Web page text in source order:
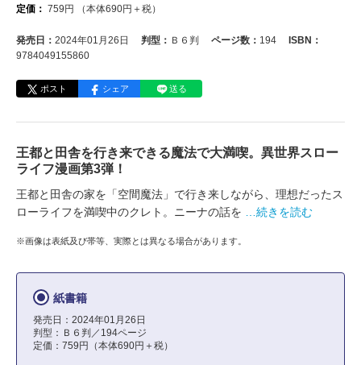
定価： 759 円 （本体690円＋税）
発売日： 2024年01月26日 判型： Ｂ６判 ページ数： 194
ISBN：
9784049155860
ポスト シェア 送る
王都と田舎を行き来できる魔法で大満喫。異世界スロー
ライフ漫画第3弾！
王都と田舎の家を「空間魔法」で行き来しながら、理想だったス
ローライフを満喫中のクレト。ニーナの話を
…続きを読む
※画像は表紙及び帯等、実際とは異なる場合があります。
紙書籍
発売日：2024年01月26日
判型：Ｂ６判／194ページ
定価：759円（本体690円＋税）